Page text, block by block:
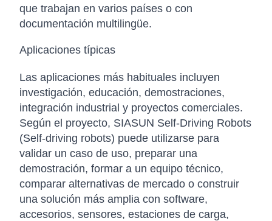
que trabajan en varios países o con
documentación multilingüe.
Aplicaciones típicas
Las aplicaciones más habituales incluyen
investigación, educación, demostraciones,
integración industrial y proyectos comerciales.
Según el proyecto, SIASUN Self-Driving Robots
(Self-driving robots) puede utilizarse para
validar un caso de uso, preparar una
demostración, formar a un equipo técnico,
comparar alternativas de mercado o construir
una solución más amplia con software,
accesorios, sensores, estaciones de carga,